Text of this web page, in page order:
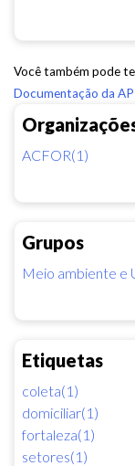
ACFOR(1)
Grupos
Meio ambiente e
Etiquetas
coleta(1)
domiciliar(1)
fortaleza(1)
setores(1)
Você também pode
Documentação da